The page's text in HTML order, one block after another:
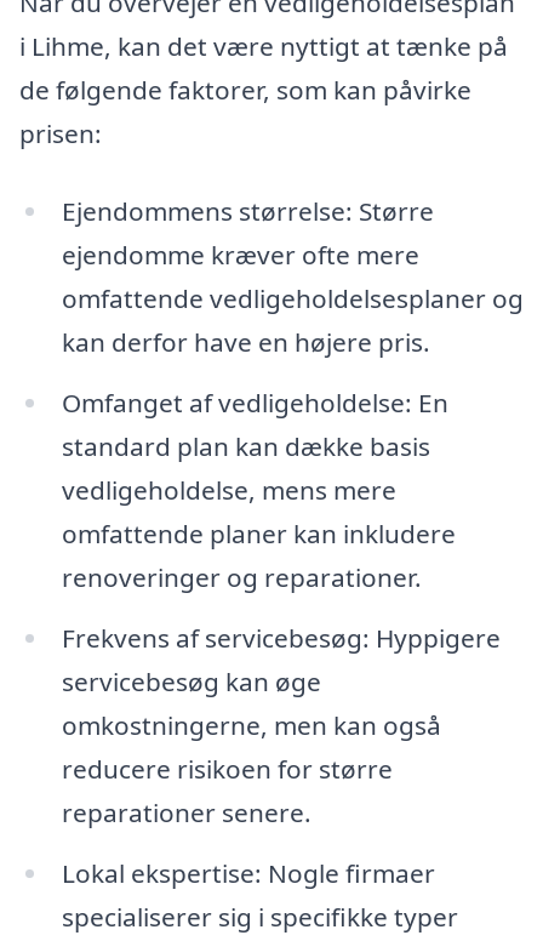
i Lihme, kan det være nyttigt at tænke på
de følgende faktorer, som kan påvirke
prisen:
Ejendommens størrelse: Større
ejendomme kræver ofte mere
omfattende vedligeholdelsesplaner og
kan derfor have en højere pris.
Omfanget af vedligeholdelse: En
standard plan kan dække basis
vedligeholdelse, mens mere
omfattende planer kan inkludere
renoveringer og reparationer.
Frekvens af servicebesøg: Hyppigere
servicebesøg kan øge
omkostningerne, men kan også
reducere risikoen for større
reparationer senere.
Lokal ekspertise: Nogle firmaer
specialiserer sig i specifikke typer